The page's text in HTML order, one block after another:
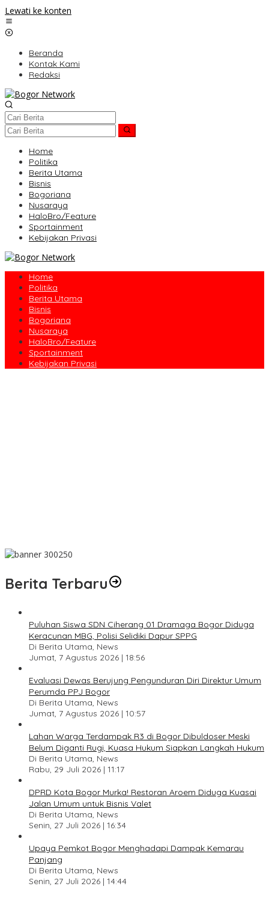
Lewati ke konten
Beranda
Kontak Kami
Redaksi
Home
Politika
Berita Utama
Bisnis
Bogoriana
Nusaraya
HaloBro/Feature
Sportainment
Kebijakan Privasi
Home
Politika
Berita Utama
Bisnis
Bogoriana
Nusaraya
HaloBro/Feature
Sportainment
Kebijakan Privasi
Berita Terbaru
Puluhan Siswa SDN Ciherang 01 Dramaga Bogor Diduga
Keracunan MBG, Polisi Selidiki Dapur SPPG
Di Berita Utama, News
Jumat, 7 Agustus 2026 | 18:56
Evaluasi Dewas Berujung Pengunduran Diri Direktur Umum
Perumda PPJ Bogor
Di Berita Utama, News
Jumat, 7 Agustus 2026 | 10:57
Lahan Warga Terdampak R3 di Bogor Dibuldoser Meski
Belum Diganti Rugi, Kuasa Hukum Siapkan Langkah Hukum
Di Berita Utama, News
Rabu, 29 Juli 2026 | 11:17
DPRD Kota Bogor Murka! Restoran Aroem Diduga Kuasai
Jalan Umum untuk Bisnis Valet
Di Berita Utama, News
Senin, 27 Juli 2026 | 16:34
Upaya Pemkot Bogor Menghadapi Dampak Kemarau
Panjang
Di Berita Utama, News
Senin, 27 Juli 2026 | 14:44